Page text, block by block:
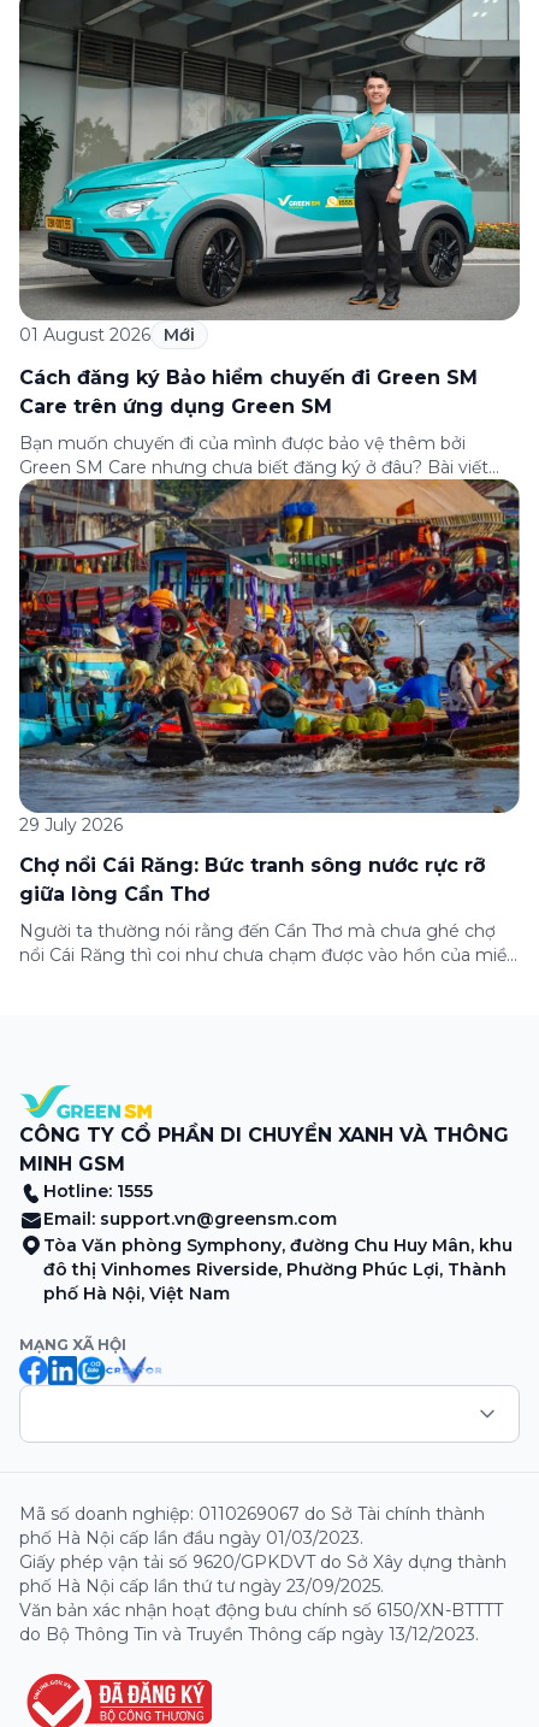
câu hỏi thường gặp nhất về quy trình bồi thường và hỗ trợ
của Green […]
01 August 2026 Mới
Cách đăng ký Bảo hiểm chuyến đi Green SM
Care trên ứng dụng Green SM
Bạn muốn chuyến đi của mình được bảo vệ thêm bởi
Green SM Care nhưng chưa biết đăng ký ở đâu? Bài viết
dưới đây sẽ hướng dẫn chi tiết cách tham gia (và hủy tham
gia) gói bảo hiểm này ngay trên ứng dụng Green SM, cùng
những lưu ý quan trọng trước khi […]
29 July 2026
Chợ nổi Cái Răng: Bức tranh sông nước rực rỡ
giữa lòng Cần Thơ
Người ta thường nói rằng đến Cần Thơ mà chưa ghé chợ
nổi Cái Răng thì coi như chưa chạm được vào hồn của miền
CÔNG TY CỔ PHẦN DI CHUYỂN XANH VÀ THÔNG
MINH GSM
Hotline: 1555
Email: support.vn@greensm.com
Tòa Văn phòng Symphony, đường Chu Huy Mân, khu
đô thị Vinhomes Riverside, Phường Phúc Lợi, Thành
phố Hà Nội, Việt Nam
MẠNG XÃ HỘI
Mã số doanh nghiệp: 0110269067 do Sở Tài chính thành
phố Hà Nội cấp lần đầu ngày 01/03/2023.
Giấy phép vận tải số 9620/GPKDVT do Sở Xây dựng thành
phố Hà Nội cấp lần thứ tư ngày 23/09/2025.
Văn bản xác nhận hoạt động bưu chính số 6150/XN-BTTTT
do Bộ Thông Tin và Truyền Thông cấp ngày 13/12/2023.